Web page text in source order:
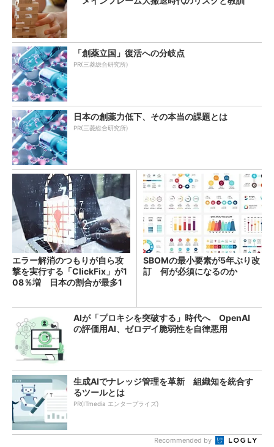
「創薬立国」復活への分岐点
PR(三菱総合研究所)
日本の創薬力低下、その本当の課題とは
PR(三菱総合研究所)
エラー解消のつもりが自ら攻
撃を実行する「ClickFix」が1
08％増 日本の割合が最多1
SBOMの最小要素が5年ぶり改
訂 何が必須になるのか
AIが「プロキシを突破する」時代へ OpenAI
の評価用AI、ゼロデイ脆弱性を自律悪用
生成AIでナレッジ管理を革新 組織知を統合す
るツールとは
PR(ITmedia エンタープライズ)
Recommended by